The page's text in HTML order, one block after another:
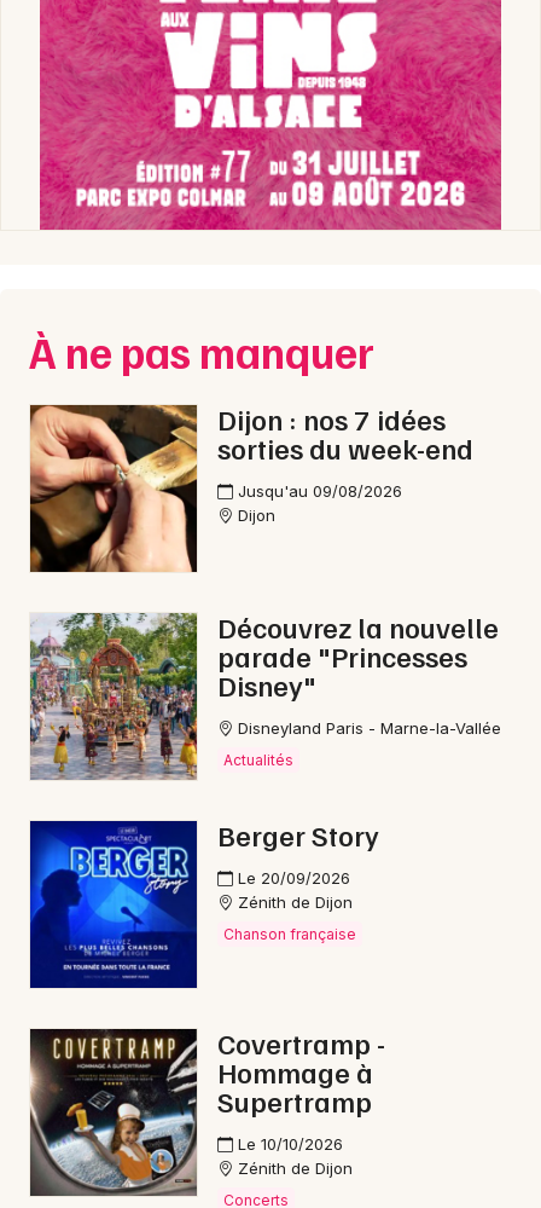
À ne pas manquer
Dijon : nos 7 idées
sorties du week-end
Jusqu'au 09/08/2026
Dijon
Découvrez la nouvelle
parade "Princesses
Disney"
Disneyland Paris - Marne-la-Vallée
Actualités
Berger Story
Le 20/09/2026
Zénith de Dijon
Chanson française
Covertramp -
Hommage à
Supertramp
Le 10/10/2026
Zénith de Dijon
Concerts